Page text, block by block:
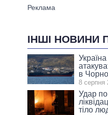
ІНШІ НОВИНИ
в
8 серпня
Удар по
тіло